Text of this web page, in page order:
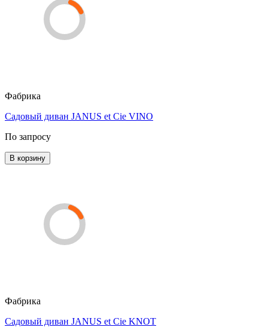
Фабрика
Садовый диван JANUS et Cie VINO
По запросу
В корзину
Фабрика
Садовый диван JANUS et Cie KNOT